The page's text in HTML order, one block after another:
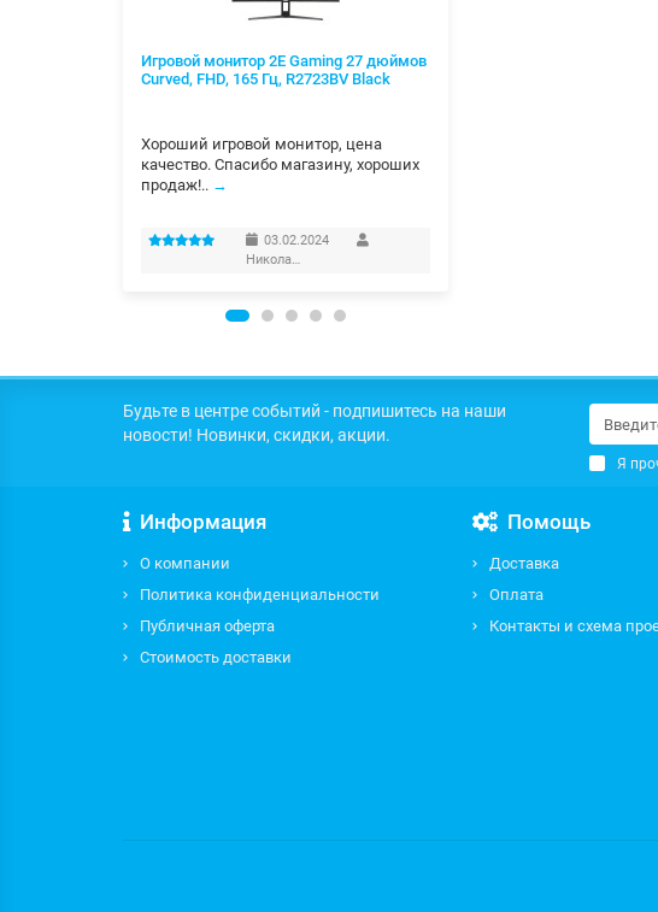
Игровой монитор 2E Gaming 27 дюймов
Curved, FHD, 165 Гц, R2723BV Black
Хороший игровой монитор, цена
качество. Спасибо магазину, хороших
продаж!.. →
03.02.2024
Будьте в центре событий - подпишитесь на наши
новости! Новинки, скидки, акции.
Я
Информация
О компании
Политика конфиденциальности
Публичная оферта
Стоимость доставки
Помощь
Доставка
Оплата
Контакты и схема